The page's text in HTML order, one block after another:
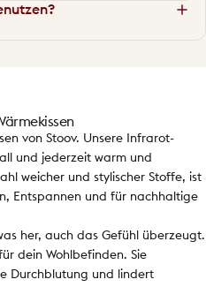
von Stoov. Unsere Infrarot-
und jederzeit warm und
weicher und stylischer Stoffe, ist
Entspannen und für nachhaltige
her, auch das Gefühl überzeugt.
dein Wohlbefinden. Sie
Durchblutung und lindert